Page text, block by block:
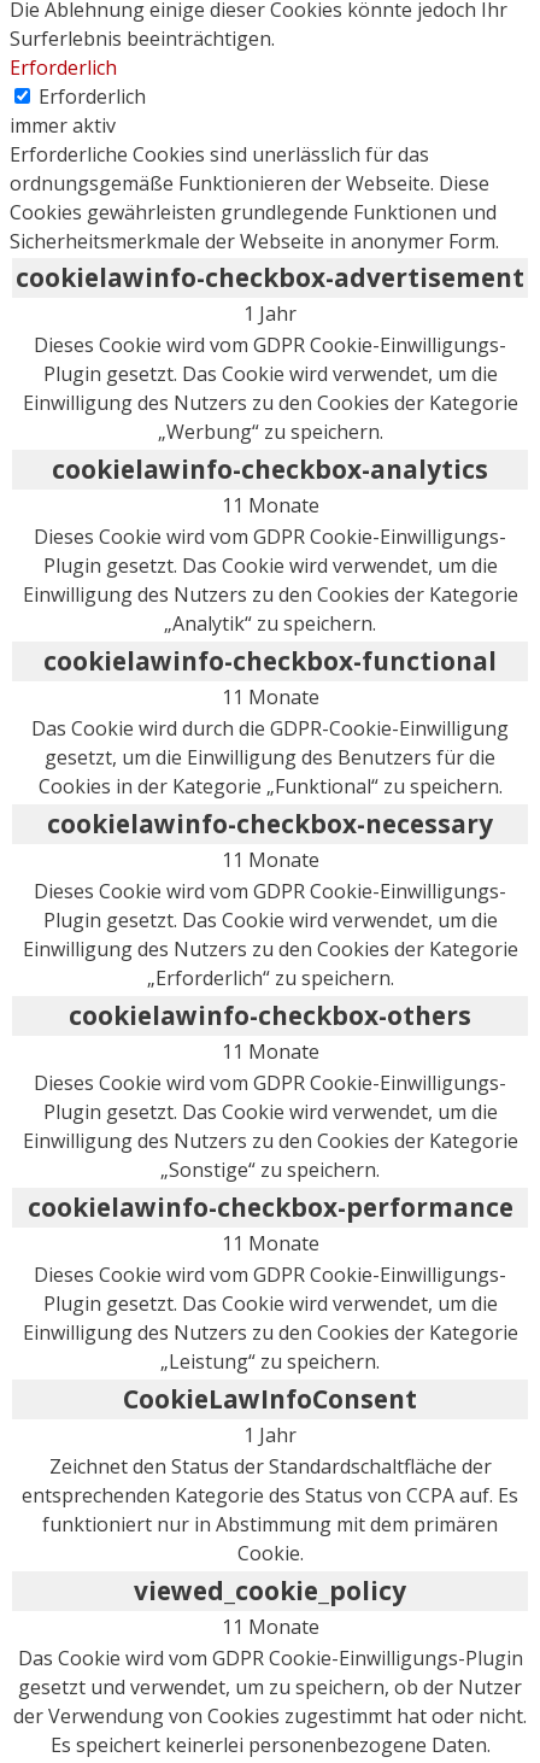
Die Ablehnung einige dieser Cookies könnte jedoch Ihr
Surferlebnis beeinträchtigen.
Erforderlich
Erforderlich
immer aktiv
Erforderliche Cookies sind unerlässlich für das
ordnungsgemäße Funktionieren der Webseite. Diese
Cookies gewährleisten grundlegende Funktionen und
Sicherheitsmerkmale der Webseite in anonymer Form.
cookielawinfo-checkbox-advertisement
1 Jahr
Dieses Cookie wird vom GDPR Cookie-Einwilligungs-
Plugin gesetzt. Das Cookie wird verwendet, um die
Einwilligung des Nutzers zu den Cookies der Kategorie
„Werbung“ zu speichern.
cookielawinfo-checkbox-analytics
11 Monate
Dieses Cookie wird vom GDPR Cookie-Einwilligungs-
Plugin gesetzt. Das Cookie wird verwendet, um die
Einwilligung des Nutzers zu den Cookies der Kategorie
„Analytik“ zu speichern.
cookielawinfo-checkbox-functional
11 Monate
Das Cookie wird durch die GDPR-Cookie-Einwilligung
gesetzt, um die Einwilligung des Benutzers für die
Cookies in der Kategorie „Funktional“ zu speichern.
cookielawinfo-checkbox-necessary
11 Monate
Dieses Cookie wird vom GDPR Cookie-Einwilligungs-
Plugin gesetzt. Das Cookie wird verwendet, um die
Einwilligung des Nutzers zu den Cookies der Kategorie
„Erforderlich“ zu speichern.
cookielawinfo-checkbox-others
11 Monate
Dieses Cookie wird vom GDPR Cookie-Einwilligungs-
Plugin gesetzt. Das Cookie wird verwendet, um die
Einwilligung des Nutzers zu den Cookies der Kategorie
„Sonstige“ zu speichern.
cookielawinfo-checkbox-performance
11 Monate
Dieses Cookie wird vom GDPR Cookie-Einwilligungs-
Plugin gesetzt. Das Cookie wird verwendet, um die
Einwilligung des Nutzers zu den Cookies der Kategorie
„Leistung“ zu speichern.
CookieLawInfoConsent
1 Jahr
Zeichnet den Status der Standardschaltfläche der
entsprechenden Kategorie des Status von CCPA auf. Es
funktioniert nur in Abstimmung mit dem primären
Cookie.
viewed_cookie_policy
11 Monate
Das Cookie wird vom GDPR Cookie-Einwilligungs-Plugin
gesetzt und verwendet, um zu speichern, ob der Nutzer
der Verwendung von Cookies zugestimmt hat oder nicht.
Es speichert keinerlei personenbezogene Daten.